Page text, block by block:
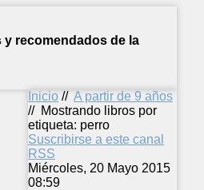
recomendados de la
Inicio // A partir de 9 años
// Mostrando libros por
etiqueta: perro
Suscribirse a este canal
RSS
Miércoles, 20 Mayo 2015
08:59